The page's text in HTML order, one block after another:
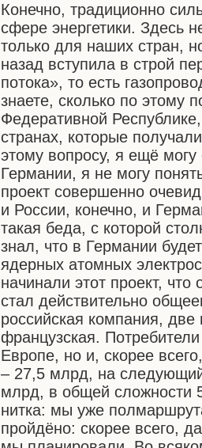
Конечно, традиционно
сфере энергетики. Здесь
только для наших стран,
назад вступила в строй
потока», то есть
знаете, сколько по этому
Федеративной
странах, которые
этому вопросу, я ещё
Германии, я не могу
проект совершенно
и России, конечно, и
такая беда, с которой
знал, что в Германии
ядерных атомных
начинали этот проект,
стал действительно
российская компания,
французская.
Европе, но и, скорее
– 27,5 млрд, на
млрд, в общей сложности
нитка: мы уже
пройдёно: скорее всего,